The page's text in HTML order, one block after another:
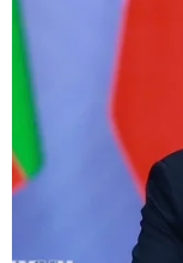
Cảnh đổ nát sau
phố Gaza
Quân đội
Không quân
hàng chục
vào các chiến